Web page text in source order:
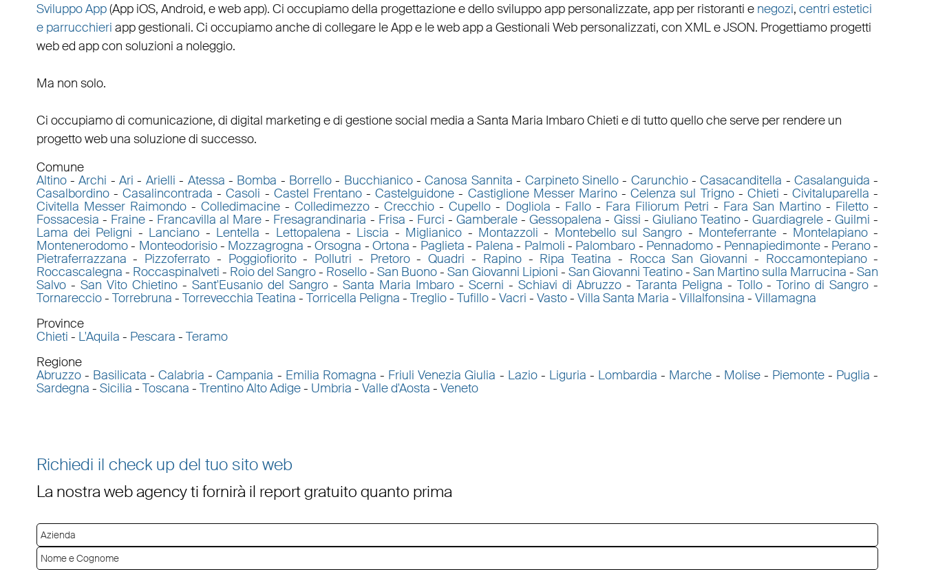
Sviluppo App(App iOS, Android, eweb app). Ci occupiamo della progettazionee dellosviluppo app personalizzate, app per ristoranti e negozi, centri estetici
e parrucchieri app gestionali. Ci occupiamo anche di collegareleAppe leweb appa Gestionali Web personalizzati, con XMLeJSON. Progettiamo progetti
webed appcon soluzioni a noleggio.
Ma non solo.
Ci occupiamo di comunicazione, di digital marketing e di gestione social media a Santa Maria ImbaroChieti e di tutto quello che serve per rendere un
progetto web una soluzione di successo.
Comune
Altino-Archi -Ari - Arielli - Atessa - Bomba - Borrello- Bucchianico-Canosa Sannita - Carpineto Sinello- Carunchio-Casacanditella -Casalanguida -
Casalbordino-Casalincontrada -Casoli - Castel Frentano-Castelguidone - Castiglione Messer Marino-Celenza sul Trigno- Chieti -Civitaluparella -
Civitella Messer Raimondo- Colledimacine-Colledimezzo -Crecchio -Cupello - Dogliola - Fallo- Fara Filiorum Petri - Fara San Martino - Filetto -
Fossacesia - Fraine- Francavilla al Mare - Fresagrandinaria - Frisa - Furci -Gamberale -Gessopalena - Gissi - Giuliano Teatino-Guardiagrele -Guilmi -
Lama dei Peligni - Lanciano - Lentella - Lettopalena - Liscia - Miglianico - Montazzoli - Montebello sul Sangro - Monteferrante - Montelapiano-
Montenerodomo- Monteodorisio- Mozzagrogna -Orsogna -Ortona - Paglieta - Palena - Palmoli - Palombaro - Pennadomo - Pennapiedimonte - Perano-
Pietraferrazzana - Pizzoferrato - Poggiofiorito- Pollutri - Pretoro-Quadri - Rapino- Ripa Teatina - Rocca San Giovanni - Roccamontepiano-
Roccascalegna - Roccaspinalveti - Roio del Sangro- Rosello-San Buono-San Giovanni Lipioni - San Giovanni Teatino- San Martino sulla Marrucina -San
Salvo- San Vito Chietino- Sant'Eusanio del Sangro- Santa Maria Imbaro- Scerni - Schiavi di Abruzzo- Taranta Peligna - Tollo-Torino di Sangro -
Tornareccio- Torrebruna - Torrevecchia Teatina - Torricella Peligna - Treglio- Tufillo- Vacri - Vasto- Villa Santa Maria - Villalfonsina - Villamagna
Province
Chieti - L'Aquila - Pescara - Teramo
Regione
Abruzzo- Basilicata -Calabria -Campania - Emilia Romagna - Friuli Venezia Giulia - Lazio- Liguria - Lombardia - Marche - Molise- Piemonte - Puglia -
Sardegna - Sicilia - Toscana - Trentino Alto Adige- Umbria - Valle d'Aosta - Veneto
Richiedi il check up del tuo sito web
La nostra web agency ti fornirà il report gratuito quanto prima